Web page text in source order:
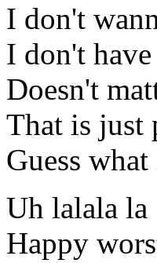
I don't
I don't
Doesn't
That is just
Guess
Uh lalala la
Happy